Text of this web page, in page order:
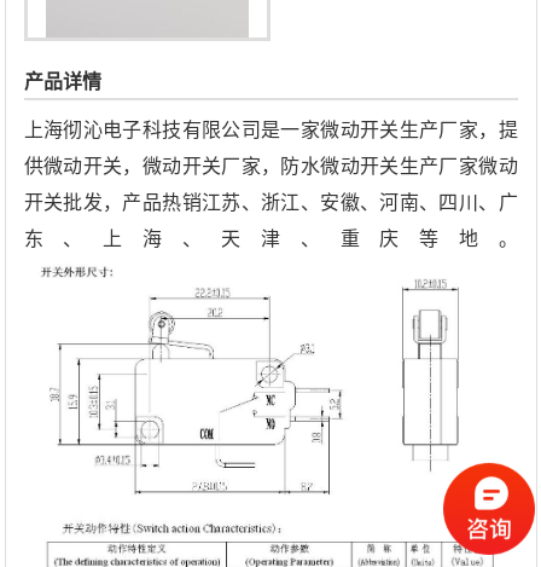
产品详情
上海彻沁电子科技有限公司是一家微动开关生产厂家，提
供微动开关，微动开关厂家，防水微动开关生产厂家微动
开关批发，产品热销江苏、浙江、安徽、河南、四川、广
东、上海、天津、重庆等地。